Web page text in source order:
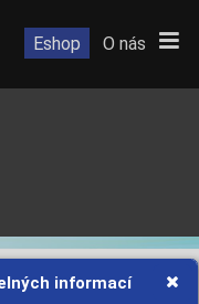
informací
Eshop O nás